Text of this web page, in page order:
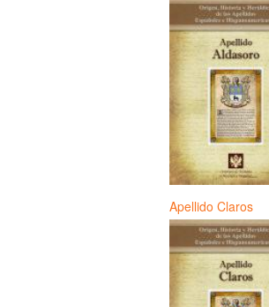
Apellido Claros